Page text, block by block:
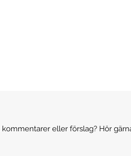
kommentarer eller förslag? Hör